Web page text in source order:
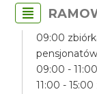
09:00
pensjonatów
09:00 -
11:00 -